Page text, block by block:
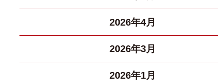
2026年4月
2026年3月
2026年1月